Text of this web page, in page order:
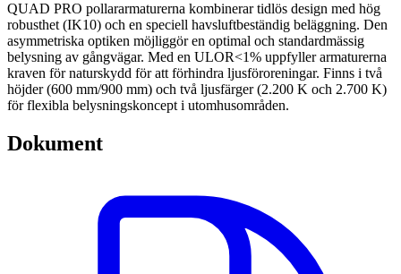
QUAD PRO pollararmaturerna kombinerar tidlös design med hög
robusthet (IK10) och en speciell havsluftbeständig beläggning. Den
asymmetriska optiken möjliggör en optimal och standardmässig
belysning av gångvägar. Med en ULOR<1% uppfyller armaturerna
kraven för naturskydd för att förhindra ljusföroreningar. Finns i två
höjder (600 mm/900 mm) och två ljusfärger (2.200 K och 2.700 K)
för flexibla belysningskoncept i utomhusområden.
Dokument